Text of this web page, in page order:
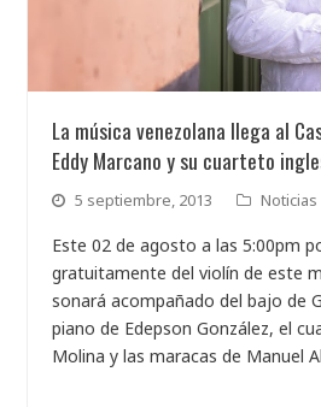
La música venezolana llega al
Eddy Marcano y su cuarteto
5 septiembre, 2013 Noticias
Este 02 de agosto a las 5:00pm
gratuitamente del violín de este
sonará acompañado del bajo de
piano de Edepson González, el
Molina y las maracas de Manuel